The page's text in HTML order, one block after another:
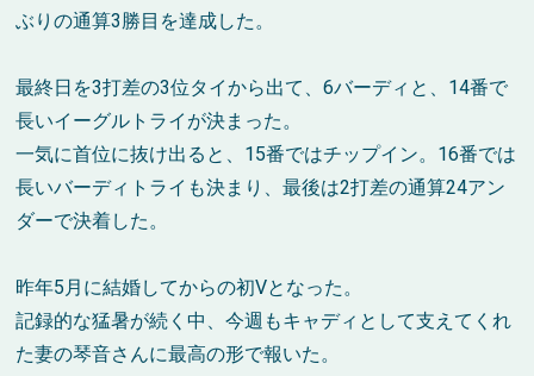
ぶりの通算3勝目を達成した。
最終日を3打差の3位タイから出て、6バーディと、14番で
長いイーグルトライが決まった。
一気に首位に抜け出ると、15番ではチップイン。16番では
長いバーディトライも決まり、最後は2打差の通算24アン
ダーで決着した。
昨年5月に結婚してからの初Vとなった。
記録的な猛暑が続く中、今週もキャディとして支えてくれ
た妻の琴音さんに最高の形で報いた。